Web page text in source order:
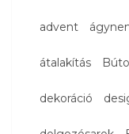
advent
átalakítás
dekoráció